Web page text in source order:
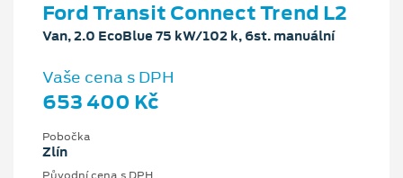
Ford Transit Connect Trend L2
Van, 2.0 EcoBlue 75 kW/102 k, 6st. manuální
Vaše cena s DPH
653 400 Kč
Pobočka
Zlín